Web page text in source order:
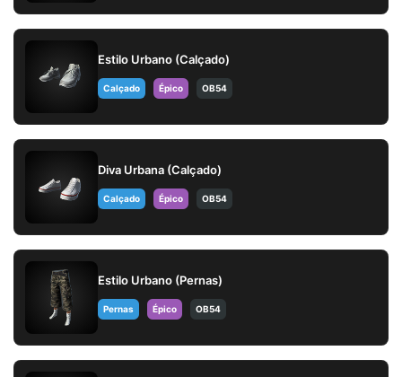
Estilo Urbano (Calçado)
Calçado Épico OB54
Diva Urbana (Calçado)
Calçado Épico OB54
Estilo Urbano (Pernas)
Pernas Épico OB54